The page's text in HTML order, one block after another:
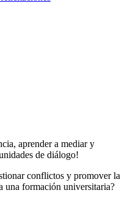
aprender a mediar y
de diálogo!
conflictos y promover la
una formación universitaria?